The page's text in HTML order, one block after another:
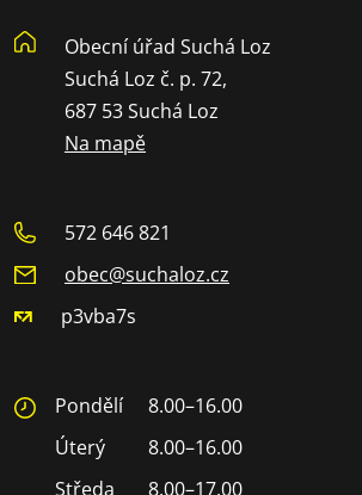
Obecní úřad Suchá Loz
Suchá Loz č. p. 72,
687 53 Suchá Loz
Na mapě
572 646 821
obec@suchaloz.cz
p3vba7s
Pondělí
8.00–16.00
Úterý
8.00–16.00
Středa
8.00–17.00